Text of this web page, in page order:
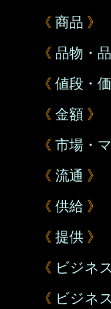
《 商品 》
《 品物・品
《 値段・
《 金額 》
《 市場・
《 流通 》
《 供給 》
《 提供 》
《 ビジネス
《 ビジネ